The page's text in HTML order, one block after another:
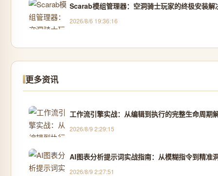
Scarab模组管理器：空洞骑士玩家的终极安装解
2026/8/6 19:36:16
更多资讯
工作流引擎实战：从编辑到执行的完整生命周期
2026/8/9 2:29:15
AI图表分析提示词实战指南：从模糊指令到精准
2026/8/9 2:27:51